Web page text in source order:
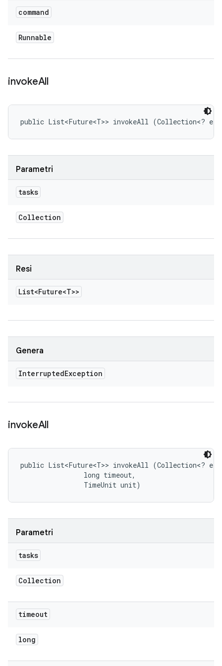
command
Runnable
invokeAll
public List<Future<T>> invokeAll (Collection<?
Parametri
tasks
Collection
Resi
List<Future<T>>
Genera
InterruptedException
invokeAll
public List<Future<T>> invokeAll (Collection<?
                long timeout,
                TimeUnit unit)
Parametri
tasks
Collection
timeout
long